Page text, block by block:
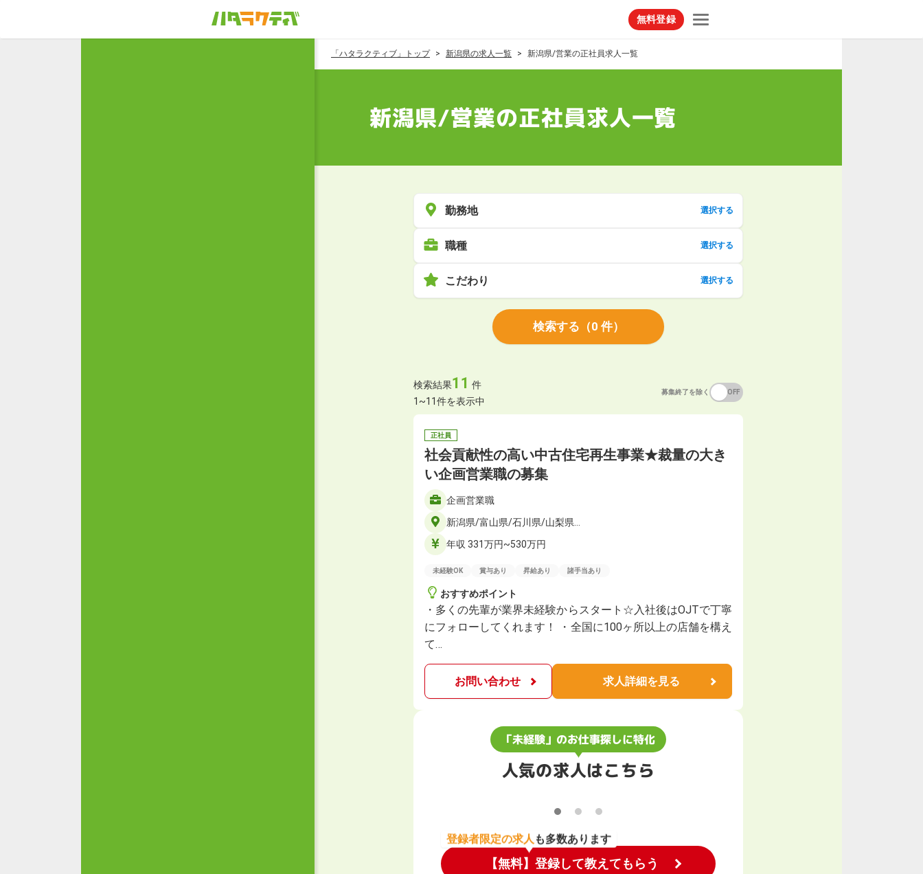
無料登録
「ハタラクティブ」トップ 新潟県の求人一覧 新潟県/営業の正社員求人一覧
新潟県/営業の正社員求人一覧
勤務地 選択する
職種 選択する
こだわり 選択する
検索する （0 件）
検索結果11 件
1~11件を表示中
募集終了を除く OFF
正社員
社会貢献性の高い中古住宅再生事業★裁量の大き
い企画営業職の募集
企画営業職
新潟県/富山県/石川県/山梨県…
年収 331万円~530万円
未経験OK 賞与あり 昇給あり 諸手当あり
おすすめポイント
・多くの先輩が業界未経験からスタート☆入社後はOJTで丁寧
にフォローしてくれます！ ・全国に100ヶ所以上の店舗を構え
て…
お問い合わせ 求人詳細を見る
「未経験」のお仕事探しに特化
人気の求人はこちら
登録者限定の求人も多数あります
【無料】登録して教えてもらう